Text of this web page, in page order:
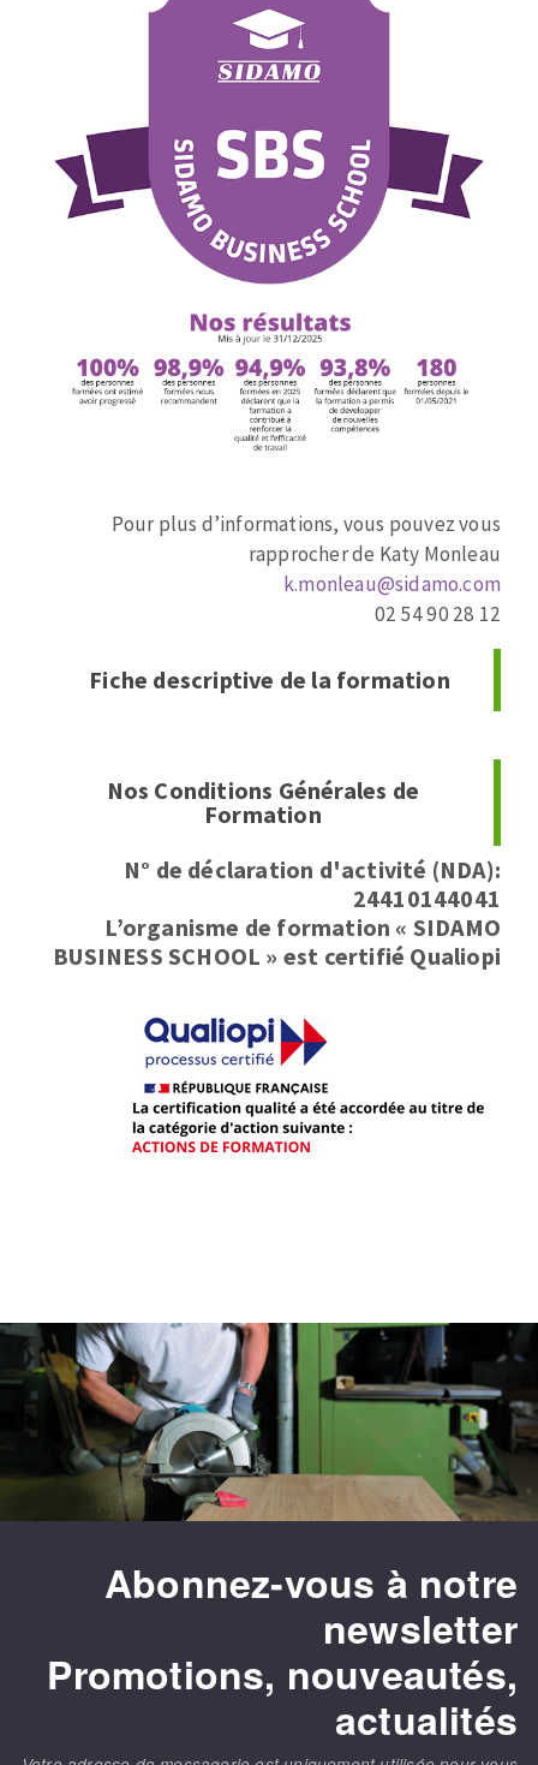
Scies à ruban
Perceuses magnétiques
Ponceuses
Tours à métaux
Fraises scies
Rubans
Fraise HSS
Pour plus d’informations, vous pouvez vous
rapprocher de Katy Monleau
k.monleau@sidamo.com
02 54 90 28 12
Fiche descriptive de la formation
Nos Conditions Générales de
Formation
N° de déclaration d'activité (NDA):
24410144041
L’organisme de formation « SIDAMO
BUSINESS SCHOOL » est certifié Qualiopi
Abonnez-vous à notre
newsletter
Promotions, nouveautés,
actualités